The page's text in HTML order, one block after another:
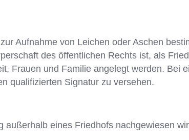
Aufnahme von Leichen oder Aschen
des öffentlichen Rechts ist, als
Frauen und Familie angelegt werden. Bei
qualifizierten Signatur zu versehen.
eines Friedhofs nachgewiesen